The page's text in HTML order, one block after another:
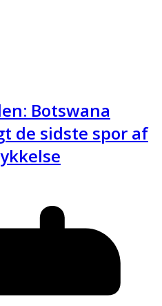
Botswana
de sidste spor af